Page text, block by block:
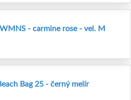
- carmine rose - vel. M
Bag 25 - černý melír